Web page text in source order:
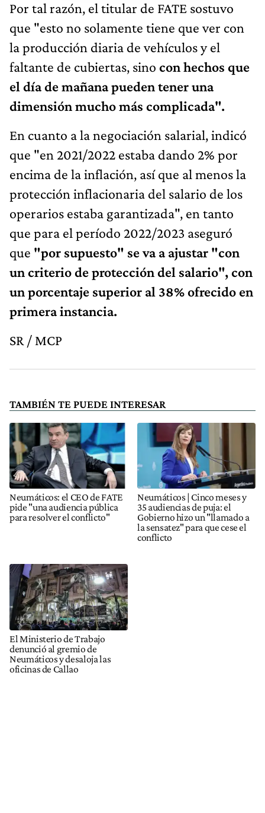
Por tal razón, el titular de FATE sostuvo
que "esto no solamente tiene que ver con
la producción diaria de vehículos y el
faltante de cubiertas, sino con hechos que
el día de mañana pueden tener una
dimensión mucho más complicada".
En cuanto a la negociación salarial, indicó
que "en 2021/2022 estaba dando 2% por
encima de la inflación, así que al menos la
protección inflacionaria del salario de los
operarios estaba garantizada", en tanto
que para el período 2022/2023 aseguró
que "por supuesto" se va a ajustar "con
un criterio de protección del salario", con
un porcentaje superior al 38% ofrecido en
primera instancia.
SR / MCP
TAMBIÉN TE PUEDE INTERESAR
Neumáticos: el CEO de FATE
pide "una audiencia pública
para resolver el conflicto"
Neumáticos | Cinco meses y
35 audiencias de puja: el
Gobierno hizo un "llamado a
la sensatez" para que cese el
conflicto
El Ministerio de Trabajo
denunció al gremio de
Neumáticos y desaloja las
oficinas de Callao